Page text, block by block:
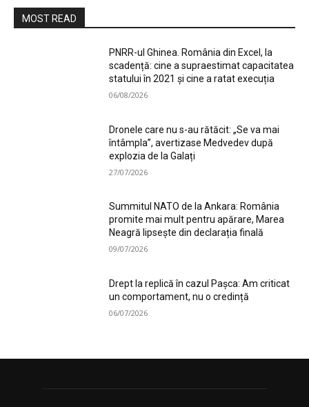
MOST READ
PNRR-ul Ghinea. România din Excel, la
scadență: cine a supraestimat capacitatea
statului în 2021 și cine a ratat execuția
06/08/2026
Dronele care nu s-au rătăcit: „Se va mai
întâmpla”, avertizase Medvedev după
explozia de la Galați
27/07/2026
Summitul NATO de la Ankara: România
promite mai mult pentru apărare, Marea
Neagră lipsește din declarația finală
09/07/2026
Drept la replică în cazul Pașca: Am criticat
un comportament, nu o credință
06/07/2026